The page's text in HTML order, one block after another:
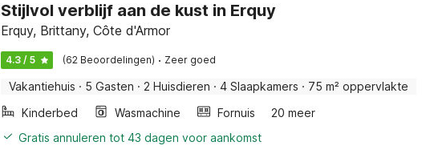
Stijlvol verblijf aan de kust in Erquy
Erquy, Brittany, Côte d'Armor
4.3 / 5 (62 Beoordelingen) · Zeer goed
Vakantiehuis · 5 Gasten · 2 Huisdieren · 4 Slaapkamers · 75 m² oppervlakte
Kinderbed
Wasmachine Fornuis
20 meer
Gratis annuleren tot 43 dagen voor aankomst